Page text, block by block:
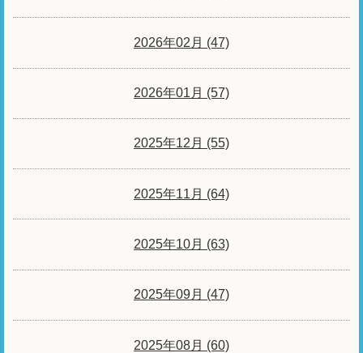
2026年02月 (47)
2026年01月 (57)
2025年12月 (55)
2025年11月 (64)
2025年10月 (63)
2025年09月 (47)
2025年08月 (60)